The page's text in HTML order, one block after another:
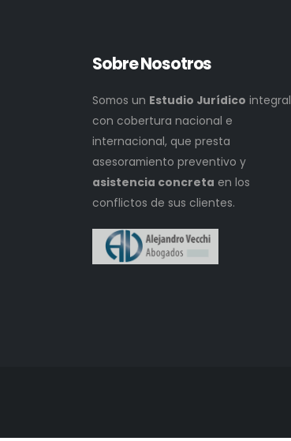
Sobre Nosotros
Somos un Estudio Jurídico integral
con cobertura nacional e
internacional, que presta
asesoramiento preventivo y
asistencia concreta en los
conflictos de sus clientes.